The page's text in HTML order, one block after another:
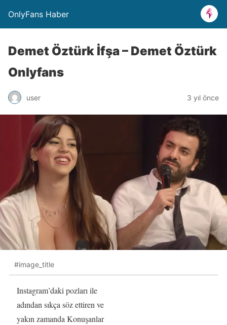
OnlyFans Haber
Demet Öztürk İfşa – Demet Öztürk
Onlyfans
user 3 yıl önce
#image_title
Instagram’daki pozları ile
adından sıkça söz ettiren ve
yakın zamanda Konuşanlar